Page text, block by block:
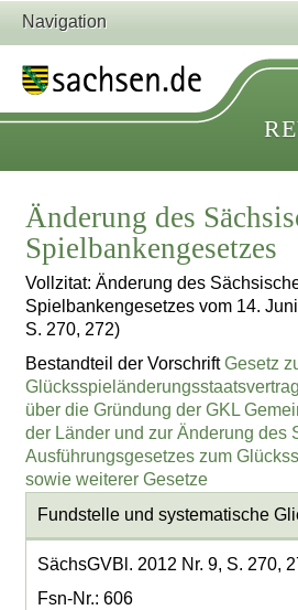
Navigation
Änderung des
Spielbankengesetzes
Vollzitat: Änderung des
Spielbankengesetzes vom 14.
S. 270, 272)
Bestandteil der VorschriftGesetz
über die Gründung der GKL
der Länder und zur Änderung des
Ausführungsgesetzes zum
sowie weiterer Gesetze
Fundstelle und systematische
SächsGVBl. 2012 Nr. 9, S. 270,
Fsn-Nr.: 606